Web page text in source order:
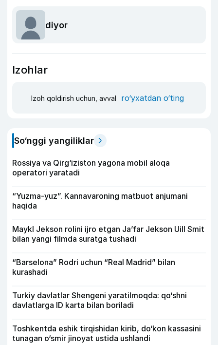
diyor
Izohlar
Izoh qoldirish uchun, avval ro‘yxatdan o‘ting
So‘nggi yangiliklar
Rossiya va Qirg‘iziston yagona mobil aloqa
operatori yaratadi
“Yuzma-yuz”. Kannavaroning matbuot anjumani
haqida
Maykl Jekson rolini ijro etgan Ja’far Jekson Uill Smit
bilan yangi filmda suratga tushadi
“Barselona” Rodri uchun “Real Madrid” bilan
kurashadi
Turkiy davlatlar Shengeni yaratilmoqda: qo‘shni
davlatlarga ID karta bilan boriladi
Toshkentda eshik tirqishidan kirib, do‘kon kassasini
tunagan o‘smir jinoyat ustida ushlandi